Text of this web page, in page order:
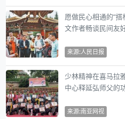
愿做民心相通的“
文作者畅谈民间友
来源:人民日报
少林精神在喜马
中心释延弘师父的
来源:南亚网视